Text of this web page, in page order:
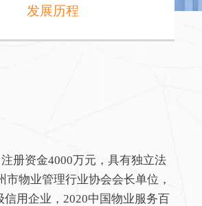
发展历程
册资金4000万元，具有独立法
物业管理行业协会会长单位，
用企业，2020中国物业服务百